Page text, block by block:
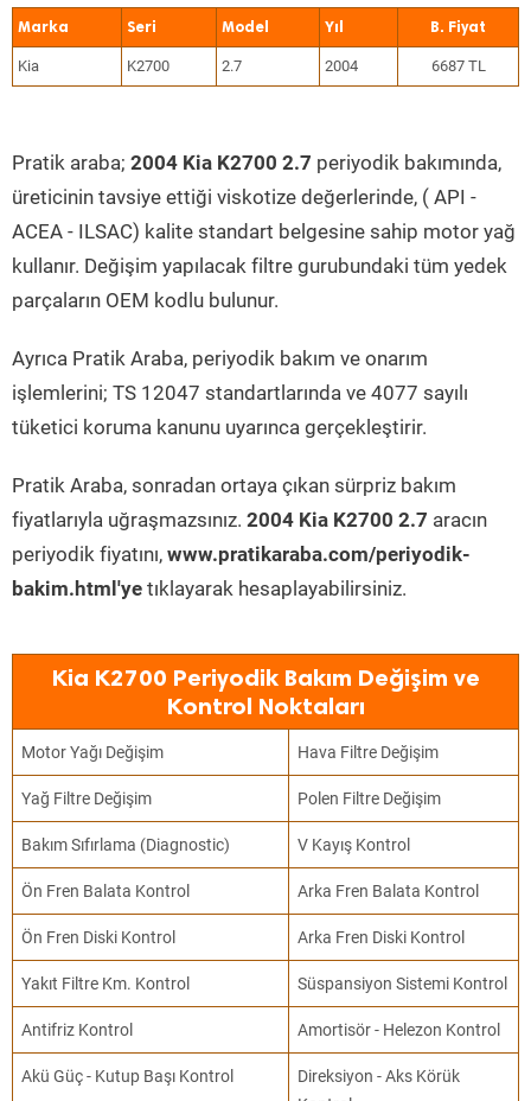
Marka Seri Model Yıl
Kia K2700 2.7 2004 6687 TL
Pratik araba; 2004 Kia K2700 2.7 periyodik bakımında,
üreticinin tavsiye ettiği viskotize değerlerinde, ( API -
ACEA - ILSAC) kalite standart belgesine sahip motor yağ
kullanır. Değişim yapılacak filtre gurubundaki tüm yedek
parçaların OEM kodlu bulunur.
Ayrıca Pratik Araba, periyodik bakım ve onarım
işlemlerini; TS 12047 standartlarında ve 4077 sayılı
tüketici koruma kanunu uyarınca gerçekleştirir.
Pratik Araba, sonradan ortaya çıkan sürpriz bakım
fiyatlarıyla uğraşmazsınız. 2004 Kia K2700 2.7 aracın
periyodik fiyatını, www.pratikaraba.com/periyodik-
bakim.html'ye tıklayarak hesaplayabilirsiniz.
Kia K2700 Periyodik Bakım Değişim ve
Kontrol Noktaları
Motor Yağı Değişim Hava Filtre Değişim
Yağ Filtre Değişim Polen Filtre Değişim
Bakım Sıfırlama (Diagnostic) V Kayış Kontrol
Ön Fren Balata Kontrol Arka Fren Balata Kontrol
Ön Fren Diski Kontrol Arka Fren Diski Kontrol
Yakıt Filtre Km. Kontrol Süspansiyon Sistemi Kontrol
Antifriz Kontrol Amortisör - Helezon Kontrol
Akü Güç - Kutup Başı Kontrol
Direksiyon - Aks Körük